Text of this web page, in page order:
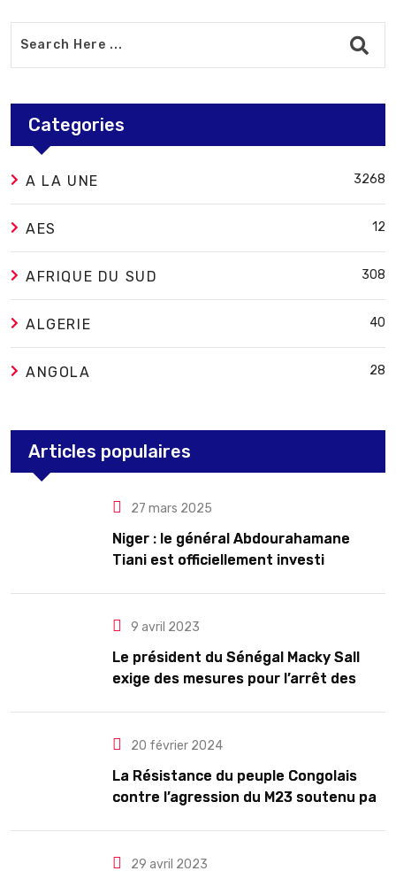
Categories
A LA UNE 3268
AES 12
AFRIQUE DU SUD 308
ALGERIE 40
ANGOLA 28
Articles populaires
27 mars 2025
Niger : le général Abdourahamane
Tiani est officiellement investi
9 avril 2023
Le président du Sénégal Macky Sall
exige des mesures pour l’arrêt des
20 février 2024
La Résistance du peuple Congolais
contre l’agression du M23 soutenu par
29 avril 2023